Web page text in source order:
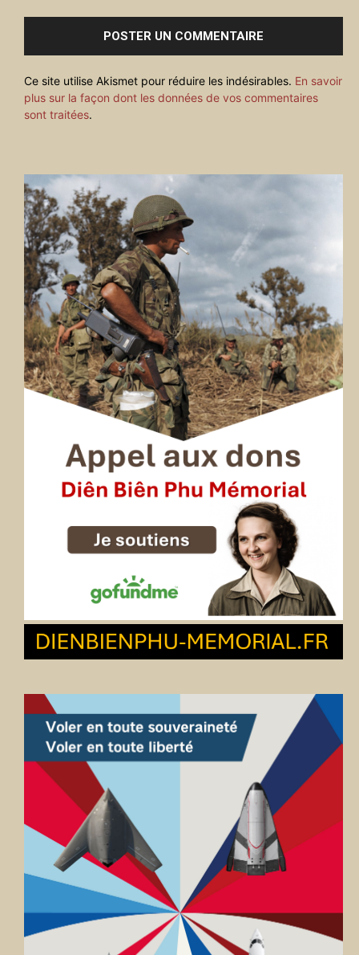
Ce site utilise Akismet pour réduire les indésirables. En savoir
plus sur la façon dont les données de vos commentaires
sont traitées.